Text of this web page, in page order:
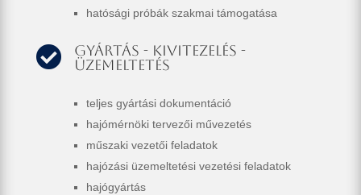
hatósági próbák szakmai támogatása

Gyártás - kivitezelés -
üzemeltetés
teljes gyártási dokumentáció
hajómérnöki tervezői művezetés
műszaki vezetői feladatok
hajózási üzemeltetési vezetési feladatok
hajógyártás